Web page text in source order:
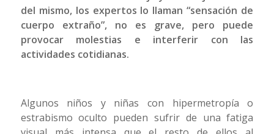
del mismo, los expertos lo llaman “sensación de
cuerpo extraño”, no es grave, pero puede
provocar molestias e interferir con las
actividades cotidianas.
Algunos niños y niñas con hipermetropía o
estrabismo oculto pueden sufrir de una fatiga